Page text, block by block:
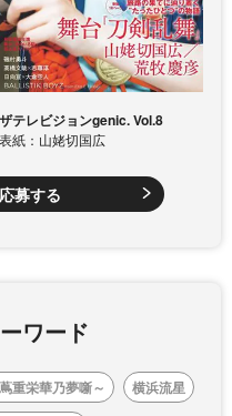
ザテレビジョンgenic. Vol.8
表紙：山姥切国広
募する
ワード
重栄華乃夢噺～
横浜流星